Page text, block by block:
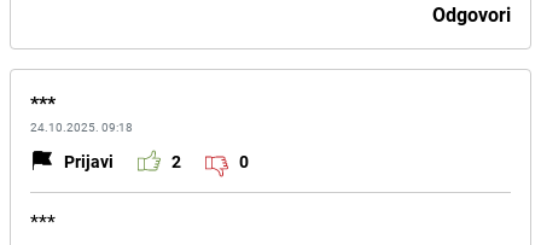
Odgovori
***
24.10.2025. 09:18
Prijavi 2 0
***